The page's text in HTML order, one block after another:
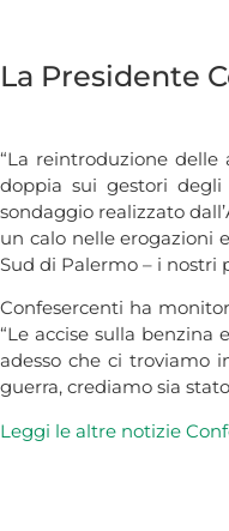
La Presidente
“La reintroduzione
doppia sui gestori degli
sondaggio realizzato
un calo nelle erogazioni
Sud di Palermo – i nostri
Confesercenti ha
“Le accise sulla
adesso che ci troviamo
guerra, crediamo sia
Leggi le altre notizie